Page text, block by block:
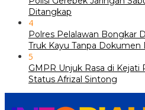
Ditangkap
4
Polres Pelalawan Bongkar
Truk Kayu Tanpa Dokumen
5
GMPR Unjuk Rasa di Kejati
Status Afrizal Sintong